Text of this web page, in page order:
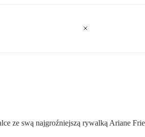
ze swą najgroźniejszą rywalką Ariane